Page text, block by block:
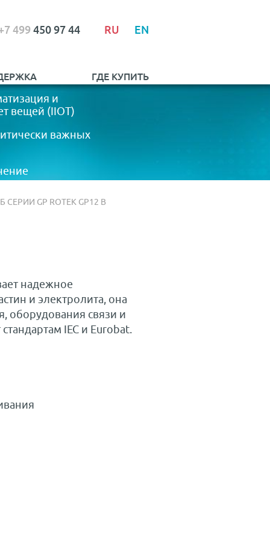
499 450 97 44 RU EN
ГДЕ КУПИТЬ
и
вещей (IIOT)
важных
СЕРИИ GP ROTEK GP12 В
надежное
и электролита, она
оборудования связи и
IEC и Eurobat.